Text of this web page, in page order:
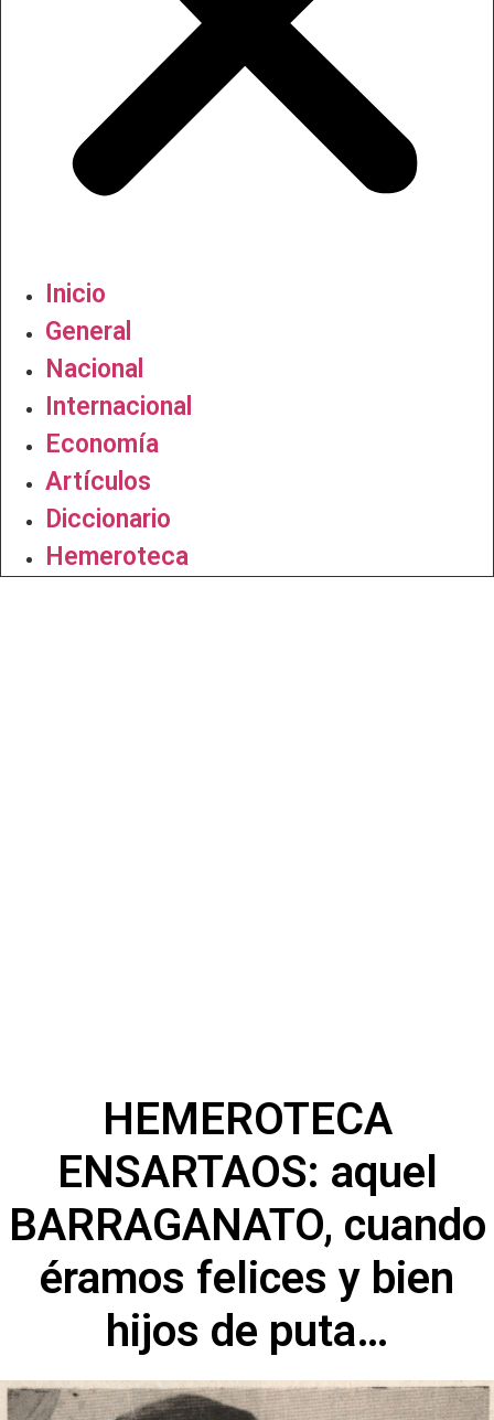
Inicio
General
Nacional
Internacional
Economía
Artículos
Diccionario
Hemeroteca
HEMEROTECA
ENSARTAOS: aquel
BARRAGANATO, cuando
éramos felices y bien
hijos de puta…